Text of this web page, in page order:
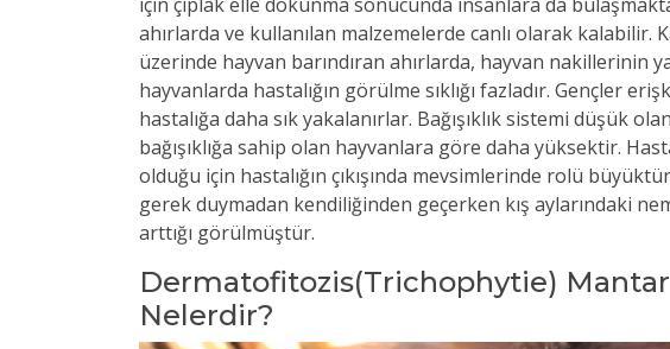
ahırlarda ve kullanılan malzemelerde canlı olarak kalabilir.
üzerinde hayvan barındıran ahırlarda, hayvan nakillerinin
hayvanlarda hastalığın görülme sıklığı fazladır. Gençler
hastalığa daha sık yakalanırlar. Bağışıklık sistemi düşük
bağışıklığa sahip olan hayvanlara göre daha yüksektir.
olduğu için hastalığın çıkışında mevsimlerinde rolü
gerek duymadan kendiliğinden geçerken kış aylarındaki
arttığı görülmüştür.
Dermatofitozis(Trichophytie) Mantar
Nelerdir?